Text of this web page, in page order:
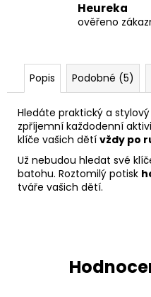
Heureka
ověřeno
Popis Podobné (5)
Hledáte praktický a
zpříjemní každodenní
klíče vašich dětí vždy po
Už nebudou hledat své
batohu. Roztomilý potisk
tváře vašich dětí.